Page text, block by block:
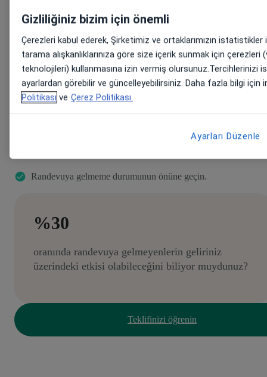
E-posta, mobil uygulama veya SMS aracılığıyla otomatik
ziyaret hatırlatma mesajları gönderin.
onaylamalarını, değiştirmelerini veya iptal etmelerini sağlayın.
Randevuya gelmeme durumunun önüne geçin.
%30
oranında randevuya gelmeyenlerin geliriniz
üzerindeki etkisi olabileceğini biliyor muydunuz?
Teklifinizi öğrenin
Gizliliğiniz bizim için önemli
Çerezleri kabul ederek, Şirketimiz ve ortaklarımızın
tarama alışkanlıklarınıza göre size içerik sunmak için çerezleri
teknolojileri) kullanmasına izin vermiş olursunuz.Tercihlerinizi
ayarlardan görebilir ve güncelleyebilirsiniz. Daha fazla bilgi için
Politikası ve Çerez Politikası.
Ayarları Düzenle